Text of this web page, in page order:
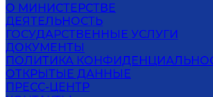
О МИНИСТЕРСТВЕ
ДЕЯТЕЛЬНОСТЬ
ГОСУДАРСТВЕННЫЕ УСЛУГИ
ДОКУМЕНТЫ
ПОЛИТИКА
ОТКРЫТЫЕ ДАННЫЕ
ПРЕСС-ЦЕНТР